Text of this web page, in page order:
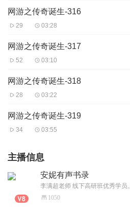
网游之传奇诞生-316
29 03:28
网游之传奇诞生-317
52 03:10
网游之传奇诞生-318
28 03:22
网游之传奇诞生-319
34 03:55
主播信息
安妮有声书录
1050